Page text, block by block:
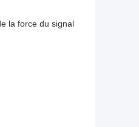
la force du signal